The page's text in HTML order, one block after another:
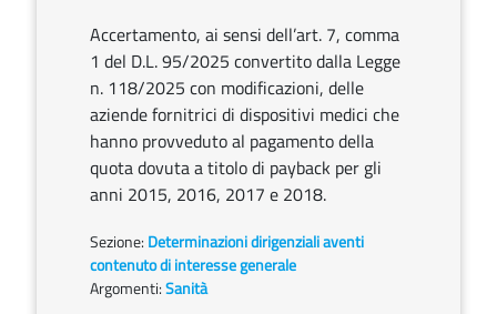
Accertamento, ai sensi dell’art. 7, comma
1 del D.L. 95/2025 convertito dalla Legge
n. 118/2025 con modificazioni, delle
aziende fornitrici di dispositivi medici che
hanno provveduto al pagamento della
quota dovuta a titolo di payback per gli
anni 2015, 2016, 2017 e 2018.
Sezione: Determinazioni dirigenziali aventi
contenuto di interesse generale
Argomenti:Sanità